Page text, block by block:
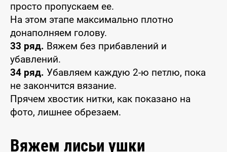
просто пропускаем ее.
На этом этапе максимально плотно
донаполняем голову.
33 ряд. Вяжем без прибавлений и
убавлений.
34 ряд. Убавляем каждую 2-ю петлю, пока
не закончится вязание.
Прячем хвостик нитки, как показано на
фото, лишнее обрезаем.
Вяжем лисьи ушки